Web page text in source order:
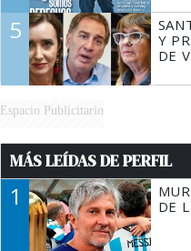
5
Y
DE
Espacio Publicitario
MÁS LEÍDAS DE PERFIL
1
DE